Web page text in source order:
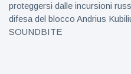
proteggersi dalle incursioni
difesa del blocco Andrius
SOUNDBITE